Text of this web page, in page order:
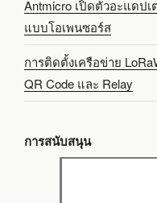
Antmicro เปิดตัวอะแดปเ
แบบโอเพนซอร์ส
การติดตั้งเครือข่าย
QR Code และ Relay
การสนับสนุน